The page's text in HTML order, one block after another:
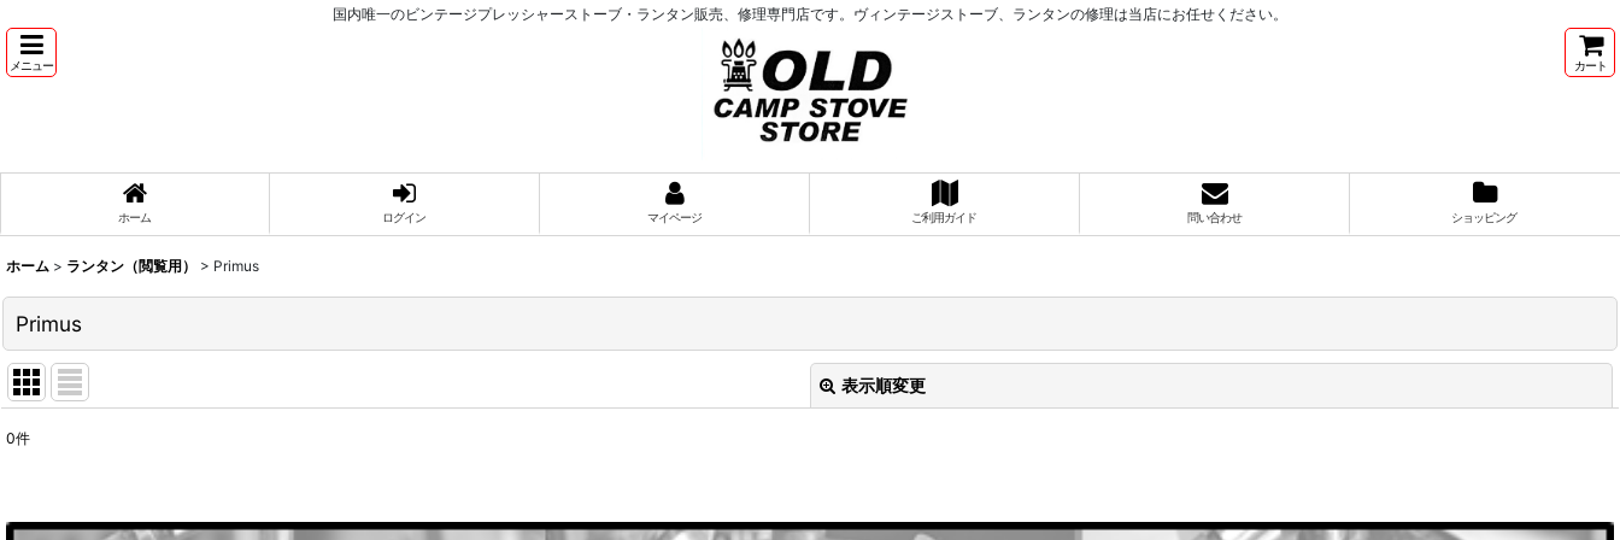
国内唯一のビンテージプレッシャーストーブ・ランタン販売、修理専門店です。ヴィンテージストーブ、ランタンの修理は当店にお任せください。
メニュー カート
ホーム ログイン マイページ ご利用ガイド 問い合わせ ショッピング
ホーム > ランタン（閲覧用） > Primus
Primus
表示順変更
並び順:
0件